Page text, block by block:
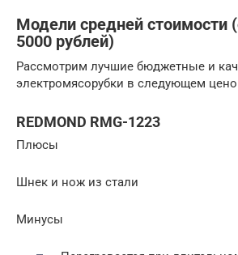
Модели средней стоимости
5000 рублей)
Рассмотрим лучшие бюджетные и
электромясорубки в следующем
REDMOND RMG-1223
Плюсы
Шнек и нож из стали
Минусы